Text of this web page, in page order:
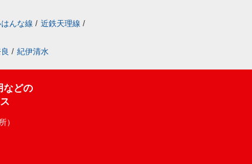
んな線 / 近鉄天理線 /
/ 紀伊清水
などの
）